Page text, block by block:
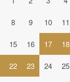
8 9 10 11
15 16 17 18
22 23 24 25